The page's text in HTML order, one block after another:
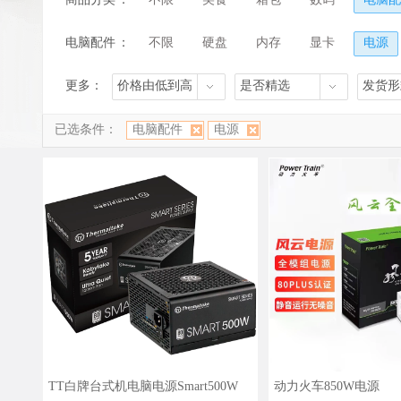
电脑配件 ： 不限 硬盘 内存 显卡 电源
更多： 价格由低到高 是否精选 发货
已选条件： 电脑配件 电源
TT白牌台式机电脑电源Smart500W 动力火车850W电源